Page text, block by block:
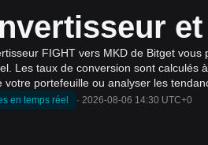
FIGHT vers MKD de Bitget
Les taux de conversion sont calculés
votre portefeuille ou analyser les
en temps réel · 2026-08-06 14:30 UTC+0